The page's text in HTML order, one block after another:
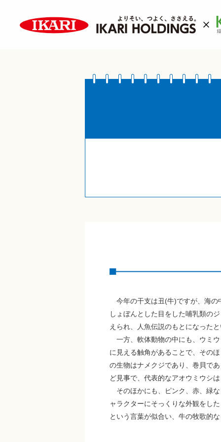
今年の干支は丑(牛)ですが、海の
しょぼんとした目をした哺乳類の
えられ、人魚伝説のもとになった
一方、軟体動物の中にも、ウミ
に見える触角があることで、その
の生物はナメクジであり、巻貝で
ど見事で、代表的なアオウミウシ
そのほかにも、ピンク、赤、緑
ャラクターにそっくりな外観をし
という言葉が似合い、牛の牧歌的